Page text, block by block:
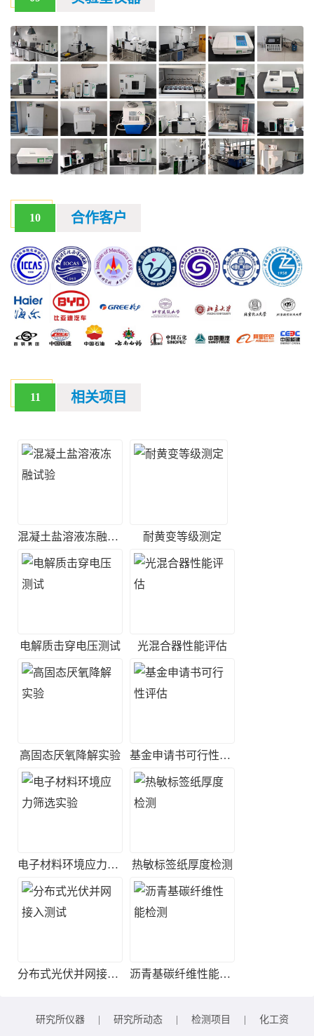
10 合作客户
11 相关项目
混凝土盐溶液冻融试验 耐黄变等级测定
电解质击穿电压测试 光混合器性能评估
高固态厌氧降解实验 基金申请书可行性评估
电子材料环境应力筛选实验 热敏标签纸厚度检测
分布式光伏并网接入测试 沥青基碳纤维性能检测
研究所仪器 研究所动态 检测项目 化工资